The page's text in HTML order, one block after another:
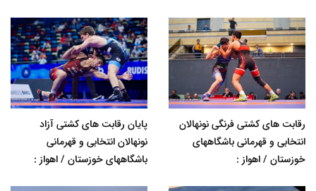
رقابت های کشتی فرنگی نونهالان
انتخابی و قهرمانی باشگاههای
خوزستان / اهواز :
پایان رقابت های کشتی آزاد
نونهالان انتخابی و قهرمانی
باشگاههای خوزستان / اهواز :